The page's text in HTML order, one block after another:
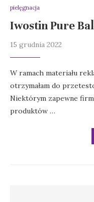
pielęgnacja
Iwostin Pure
15 grudnia 2022
W ramach materiału
otrzymałam do
Niektórym zapewne
produktów …